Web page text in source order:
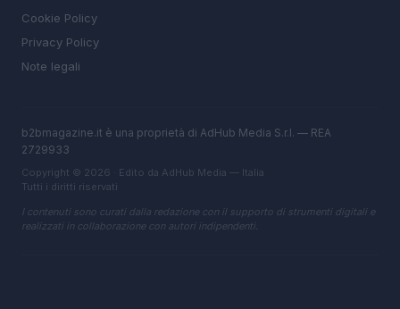
Cookie Policy
Privacy Policy
Note legali
b2bmagazine.it è una proprietà di AdHub Media S.r.l. — REA
2729933
Copyright © 2026 · Edito da AdHub Media — Italia
Tutti i diritti riservati
I contenuti sono curati dalla redazione con il supporto di strumenti digitali e
realizzati in collaborazione con autori indipendenti.